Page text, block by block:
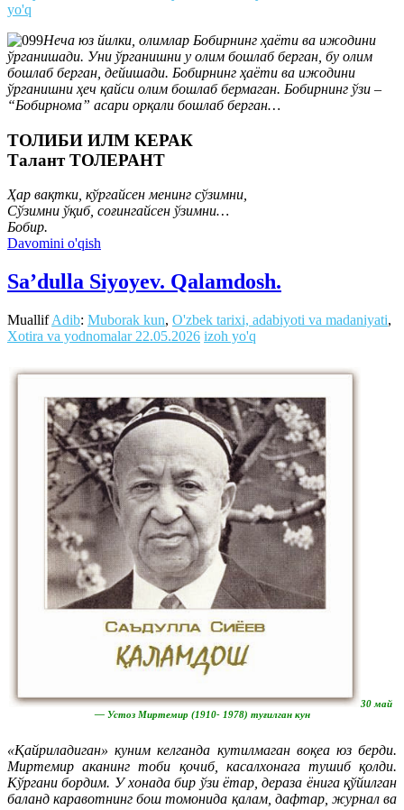
yo'q
Неча юз йилки, олимлар Бобирнинг ҳаёти ва ижодини
ўрганишади. Уни ўрганишни у олим бошлаб берган, бу олим
бошлаб берган, дейишади. Бобирнинг ҳаёти ва ижодини
ўрганишни ҳеч қайси олим бошлаб бермаган. Бобирнинг ўзи –
“Бобирнома” асари орқали бошлаб берган…
ТОЛИБИ ИЛМ КЕРАК
Талант ТОЛЕРАНТ
Ҳар вақтки, кўргайсен менинг сўзимни,
Сўзимни ўқиб, соғингайсен ўзимни…
Бобир.
Davomini o'qish
Sa’dulla Siyoyev. Qalamdosh.
MuallifAdib: Muborak kun, O'zbek tarixi, adabiyoti va madaniyati,
Xotira va yodnomalar 22.05.2026 izoh yo'q
30 май
— Устоз Миртемир (1910- 1978) туғилган кун
«Қайриладиган» куним келганда кутилмаган воқеа юз берди.
Миртемир аканинг тоби қочиб, касалхонага тушиб қолди.
Кўргани бордим. У хонада бир ўзи ётар, дераза ёнига қўйилган
баланд каравотнинг бош томонида қалам, дафтар, журнал ва